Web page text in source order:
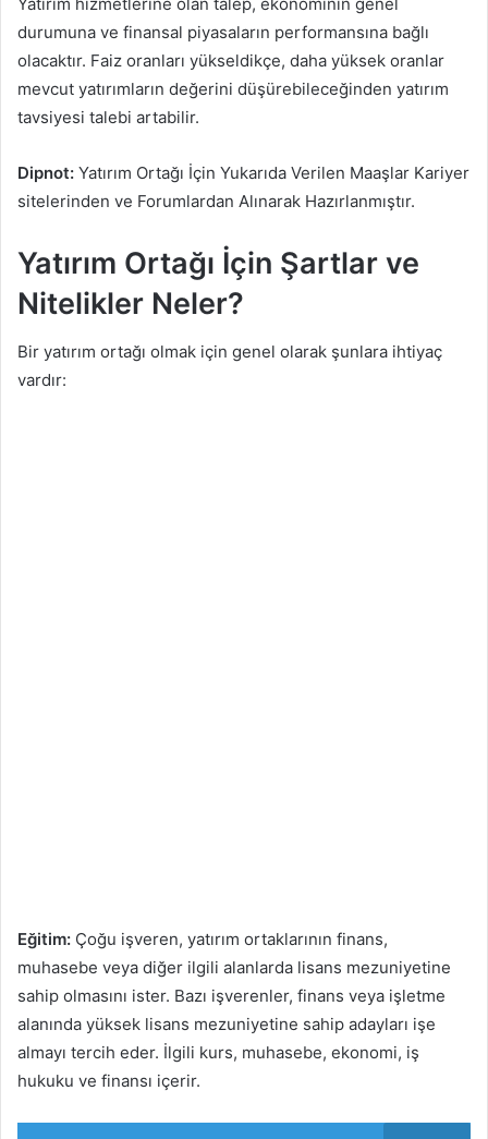
durumuna ve finansal piyasaların performansına bağlı
olacaktır. Faiz oranları yükseldikçe, daha yüksek oranlar
mevcut yatırımların değerini düşürebileceğinden yatırım
tavsiyesi talebi artabilir.
Dipnot: Yatırım Ortağı İçin Yukarıda Verilen Maaşlar Kariyer
sitelerinden ve Forumlardan Alınarak Hazırlanmıştır.
Yatırım Ortağı İçin Şartlar ve
Nitelikler Neler?
Bir yatırım ortağı olmak için genel olarak şunlara ihtiyaç
vardır:
Eğitim: Çoğu işveren, yatırım ortaklarının finans,
muhasebe veya diğer ilgili alanlarda lisans mezuniyetine
sahip olmasını ister. Bazı işverenler, finans veya işletme
alanında yüksek lisans mezuniyetine sahip adayları işe
almayı tercih eder. İlgili kurs, muhasebe, ekonomi, iş
hukuku ve finansı içerir.